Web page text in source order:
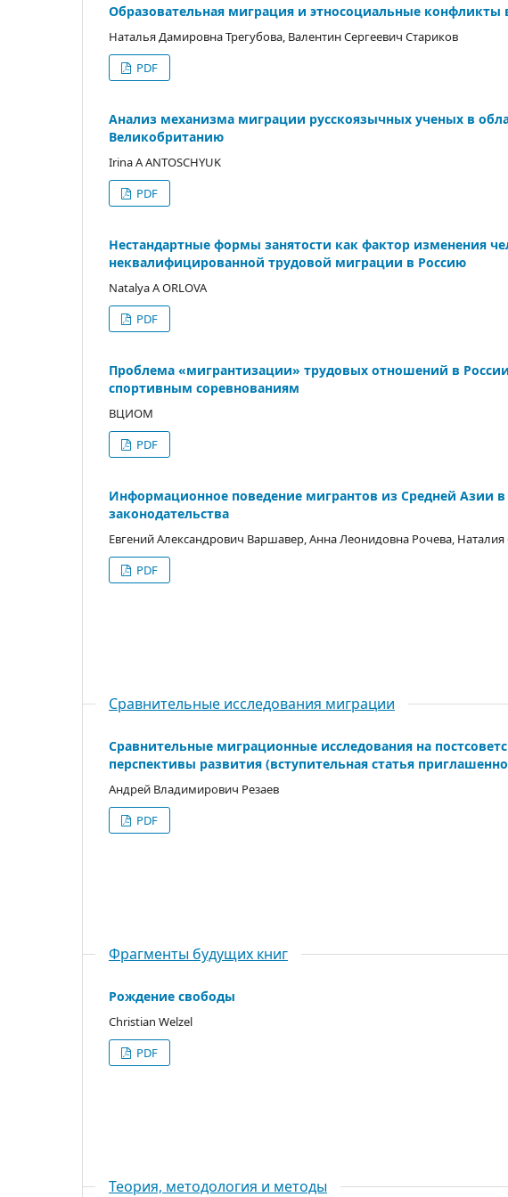
Образовательная миграция и этносоциальные
Наталья Дамировна Трегубова, Валентин Сергеевич Стариков
PDF
Анализ механизма миграции русскоязычных ученых в
Великобританию
Irina A ANTOSCHYUK
PDF
Нестандартные формы занятости как фактор изменения
неквалифицированной трудовой миграции в Россию
Natalya A ORLOVA
PDF
Проблема «мигрантизации» трудовых отношений в
спортивным соревнованиям
ВЦИОМ
PDF
Информационное поведение мигрантов из Средней Азии
законодательства
Евгений Александрович Варшавер, Анна Леонидовна Рочева, Наталия
PDF
Сравнительные исследования миграции
Сравнительные миграционные исследования на
перспективы развития (вступительная статья
Андрей Владимирович Резаев
PDF
Фрагменты будущих книг
Рождение свободы
Christian Welzel
PDF
Теория, методология и методы